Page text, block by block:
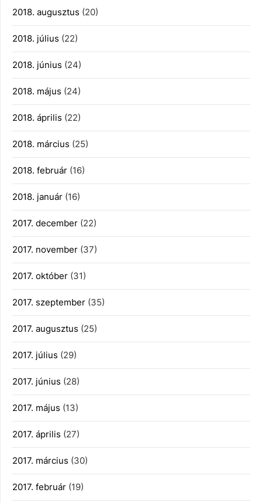
2018. augusztus (20)
2018. július (22)
2018. június (24)
2018. május (24)
2018. április (22)
2018. március (25)
2018. február (16)
2018. január (16)
2017. december (22)
2017. november (37)
2017. október (31)
2017. szeptember (35)
2017. augusztus (25)
2017. július (29)
2017. június (28)
2017. május (13)
2017. április (27)
2017. március (30)
2017. február (19)